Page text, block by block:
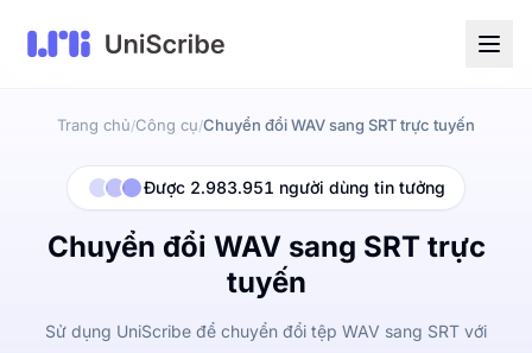
Trang chủ/Công cụ/Chuyển đổi WAV sang SRT trực tuyến
Được 2.983.951 người dùng tin tưởng
Chuyển đổi WAV sang SRT trực
tuyến
Sử dụng UniScribe để chuyển đổi tệp WAV sang SRT với